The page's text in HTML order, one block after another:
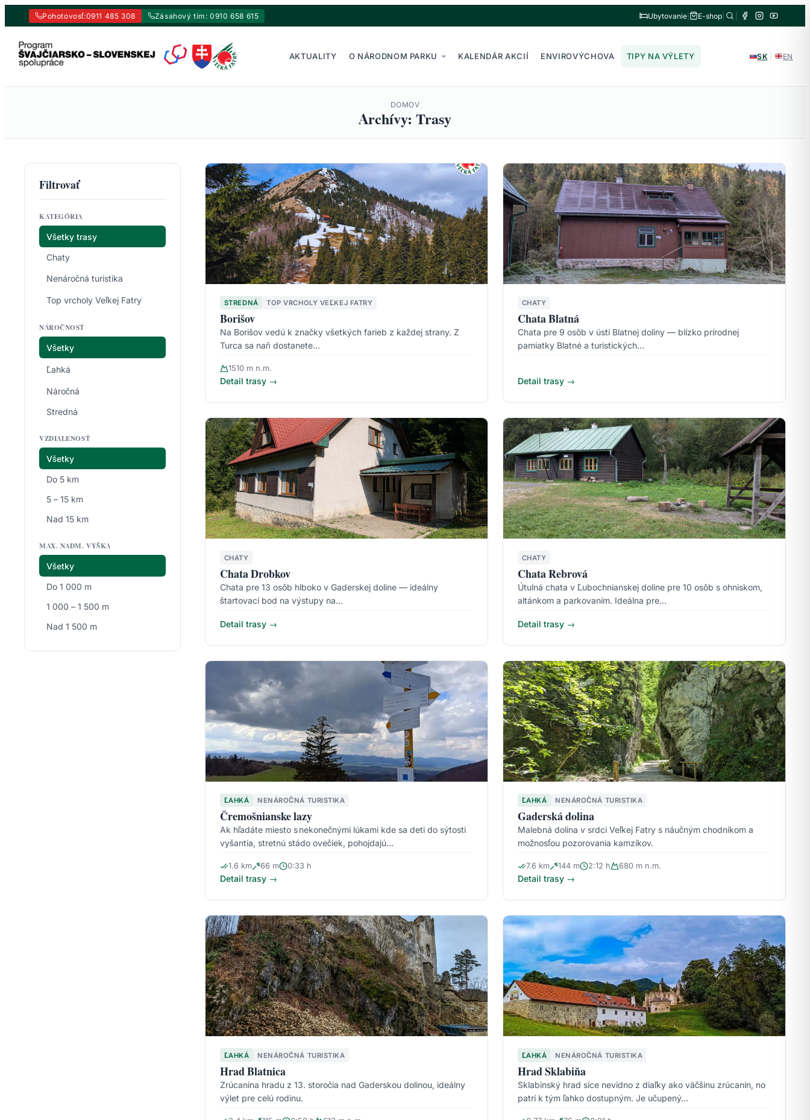
Pohotovosť:0911 485 308 Zásahový tím: 0910 658 615 Ubytovanie E-shop
obsah
AKTUALITY O NÁRODNOM PARKU KALENDÁR AKCIÍ ENVIROVÝCHOVA TIPY NA VÝLETY SK EN
DOMOV
Archívy: Trasy
Filtrovať
KATEGÓRIA
Všetky trasy
Chaty
Nenáročná turistika
Top vrcholy Veľkej Fatry
NÁROČNOSŤ
Všetky
Ľahká
Náročná
Stredná
VZDIALENOSŤ
Všetky
Do 5 km
5 – 15 km
Nad 15 km
MAX. NADM. VÝŠKA
Všetky
Do 1 000 m
1 000 – 1 500 m
Nad 1 500 m
STREDNÁ TOP VRCHOLY VEĽKEJ FATRY
Borišov
Na Borišov vedú k značky všetkých farieb z každej strany. Z
Turca sa naň dostanete…
1510 m n.m.
Detail trasy →
CHATY
Chata Blatná
Chata pre 9 osôb v ústí Blatnej doliny — blízko prírodnej
pamiatky Blatné a turistických…
Detail trasy →
CHATY
Chata Drobkov
Chata pre 13 osôb hlboko v Gaderskej doline — ideálny
štartovací bod na výstupy na…
Detail trasy →
CHATY
Chata Rebrová
Útulná chata v Ľubochnianskej doline pre 10 osôb s ohniskom,
altánkom a parkovaním. Ideálna pre…
Detail trasy →
ĽAHKÁ NENÁROČNÁ TURISTIKA
Čremošnianske lazy
Ak hľadáte miesto s nekonečnými lúkami kde sa deti do sýtosti
vyšantia, stretnú stádo ovečiek, pohojdajú…
1.6 km 66 m 0:33 h
Detail trasy →
ĽAHKÁ NENÁROČNÁ TURISTIKA
Gaderská dolina
Malebná dolina v srdci Veľkej Fatry s náučným chodníkom a
možnosťou pozorovania kamzíkov.
7.6 km 144 m 2:12 h 680 m n.m.
Detail trasy →
ĽAHKÁ NENÁROČNÁ TURISTIKA
Hrad Blatnica
Zrúcanina hradu z 13. storočia nad Gaderskou dolinou, ideálny
výlet pre celú rodinu.
ĽAHKÁ NENÁROČNÁ TURISTIKA
Hrad Sklabiňa
Sklabinský hrad síce nevidno z diaľky ako väčšinu zrúcanín, no
patrí k tým ľahko dostupným. Je učupený…